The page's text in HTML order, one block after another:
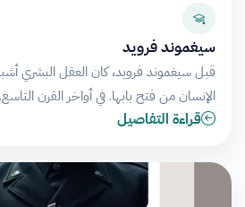
سيغموند فرويد
قبل سيغموند فرويد، كان العقل البشري
الإنسان من فتح بابها. في أواخر القرن
قراءة التفاصيل